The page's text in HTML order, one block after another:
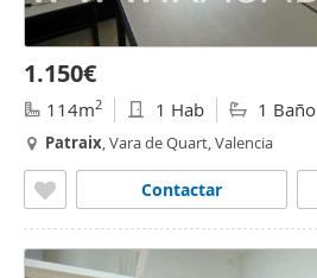
1.150€
114m2 1 Hab 1 Baño
Patraix, Vara de Quart, Valencia
Contactar